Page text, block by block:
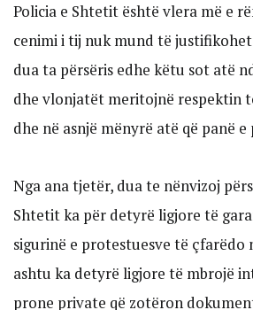
Policia e Shtetit është vlera më e
cenimi i tij nuk mund të justifikohet
dua ta përsëris edhe këtu sot atë
dhe vlonjatët meritojnë respektin
dhe në asnjë mënyrë atë që panë
Nga ana tjetër, dua te nënvizoj
Shtetit ka për detyrë ligjore të
sigurinë e protestuesve të çfarëdo
ashtu ka detyrë ligjore të mbrojë
prone private që zotëron